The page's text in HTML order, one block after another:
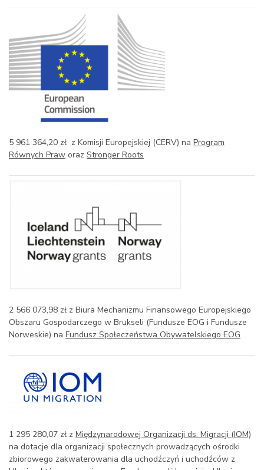
5 961 364,20 zł z Komisji Europejskiej (CERV) na Program
Równych Praw oraz Stronger Roots
2 566 073,98 zł z Biura Mechanizmu Finansowego Europejskiego
Obszaru Gospodarczego w Brukseli (Fundusze EOG i Fundusze
Norweskie) na Fundusz Społeczeństwa Obywatelskiego EOG
1 295 280,07 zł z Międzynarodowej Organizacji ds. Migracji (IOM)
na dotacje dla organizacji społecznych prowadzących ośrodki
zbiorowego zakwaterowania dla uchodźczyń i uchodźców z